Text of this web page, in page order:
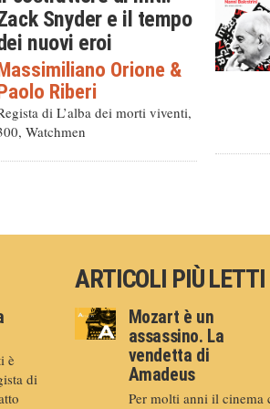
Snyder e il tempo
nuovi eroi
Orione&
Riberi
di L’alba dei morti viventi,
Watchmen
è
di
ARTICOLI PIÙ LETTI
Mozart è un
assassino. La
vendetta di
Amadeus
Per molti anni il cinema